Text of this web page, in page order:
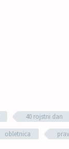
40 rojstni dan
obletnica